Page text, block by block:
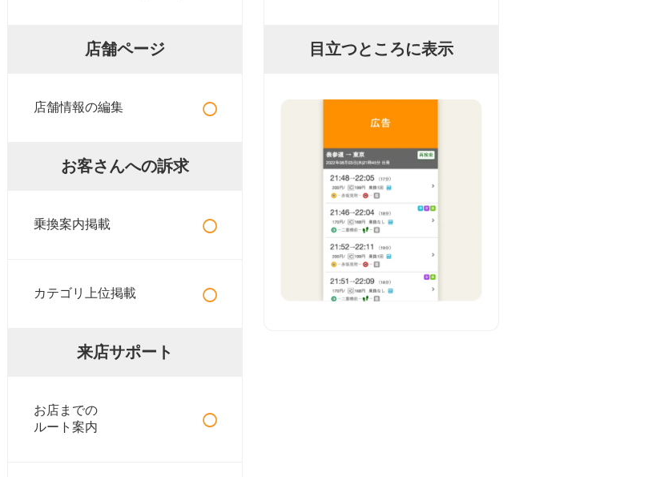
店舗ページ
店舗情報の編集 ○
お客さんへの訴求
乗換案内掲載 ○
カテゴリ上位掲載 ○
来店サポート
お店までの
ルート案内
○
目立つところに表示